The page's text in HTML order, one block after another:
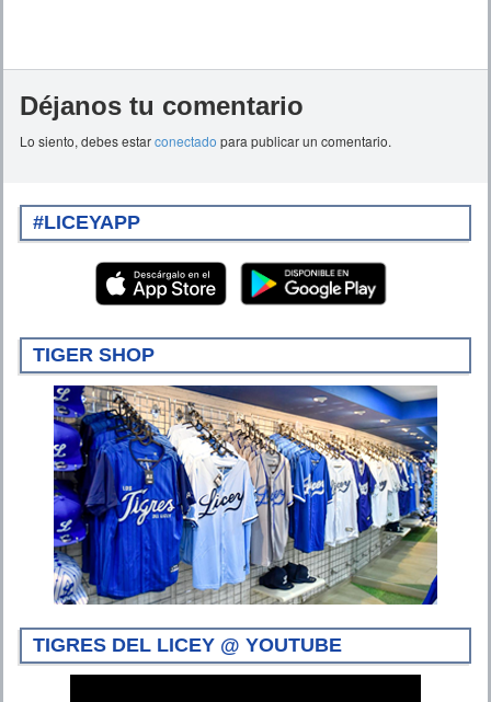
Déjanos tu comentario
Lo siento, debes estarconectado para publicar un comentario.
#LICEYAPP
TIGER SHOP
TIGRES DEL LICEY @ YOUTUBE